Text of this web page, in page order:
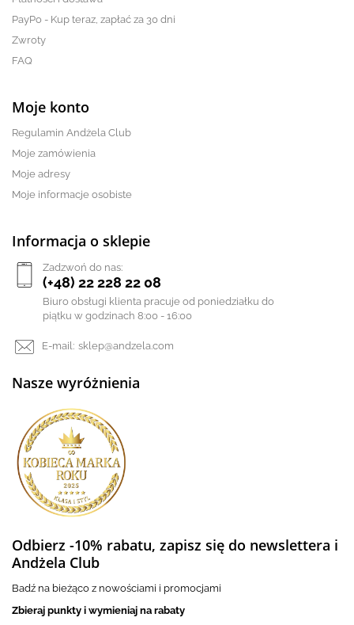
PayPo - Kup teraz, zapłać za 30 dni
Zwroty
FAQ
Moje konto
Regulamin Andżela Club
Moje zamówienia
Moje adresy
Moje informacje osobiste
Informacja o sklepie
Zadzwoń do nas:
(+48) 22 228 22 08
Biuro obsługi klienta pracuje od poniedziałku do
piątku w godzinach 8:00 - 16:00
E-mail: sklep@andzela.com
Nasze wyróżnienia
Odbierz -10% rabatu, zapisz się do newslettera i
Andżela Club
Badź na bieżąco z nowościami i promocjami
Zbieraj punkty i wymieniaj na rabaty